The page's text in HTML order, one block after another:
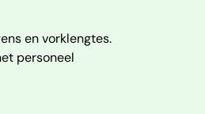
en vorklengtes.
personeel